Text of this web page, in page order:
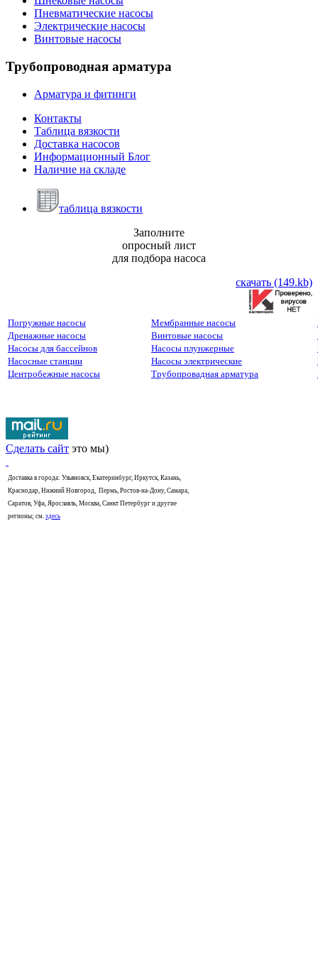
Пневматические насосы
Электрические насосы
Винтовые насосы
Трубопроводная арматура
Арматура и фитинги
Контакты
Таблица вязкости
Доставка насосов
Информационный Блог
Наличие на складе
таблица вязкости
Заполните
опросный лист
для подбора насоса
скачать (149.kb)
Погружные насосы
Дренажные насосы
Насосы для бассейнов
Насосные станции
Центробежные насосы
Мембранные насосы
Винтовые насосы
Насосы плунжерные
Насосы электрические
Трубопровадная арматура
Сделать сайт это мы)
Доставка в города: Ульяновск, Екатеринбург, Иркутск, Казань,
Краснодар, Нижний Новгород, Пермь, Ростов-на-Дону, Самара,
Саратов, Уфа, Ярославль, Москва, Санкт Петербург и другие
регионы; см. здесь